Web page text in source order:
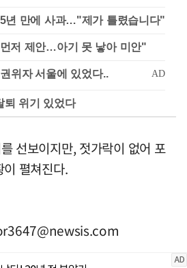
년 만에 사과…"제가 틀렸습니다"
저 제안…아기 못 낳아 미안"
퇴 위기 있었다
선보이지만, 젓가락이 없어 포
펼쳐진다.